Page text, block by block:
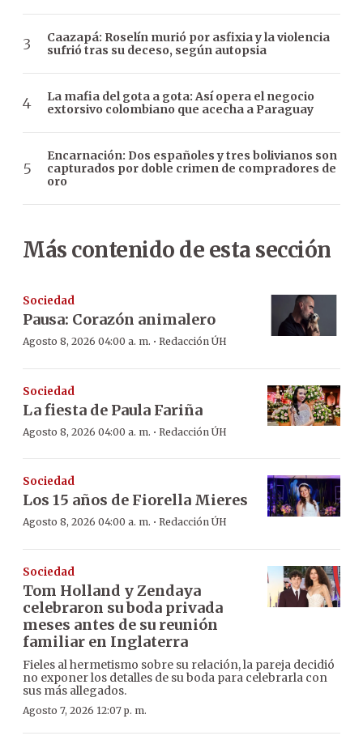
Caazapá: Roselín murió por asfixia y la violencia
sufrió tras su deceso, según autopsia
La mafia del gota a gota: Así opera el negocio
extorsivo colombiano que acecha a Paraguay
Encarnación: Dos españoles y tres bolivianos son
capturados por doble crimen de compradores de
oro
Más contenido de esta sección
Sociedad
Pausa: Corazón animalero
Agosto 8, 2026 04:00 a. m. · Redacción ÚH
Sociedad
La fiesta de Paula Fariña
Agosto 8, 2026 04:00 a. m. · Redacción ÚH
Sociedad
Los 15 años de Fiorella Mieres
Agosto 8, 2026 04:00 a. m. · Redacción ÚH
Sociedad
Tom Holland y Zendaya
celebraron su boda privada
meses antes de su reunión
familiar en Inglaterra
Fieles al hermetismo sobre su relación, la pareja decidió
no exponer los detalles de su boda para celebrarla con
sus más allegados.
Agosto 7, 2026 12:07 p. m.